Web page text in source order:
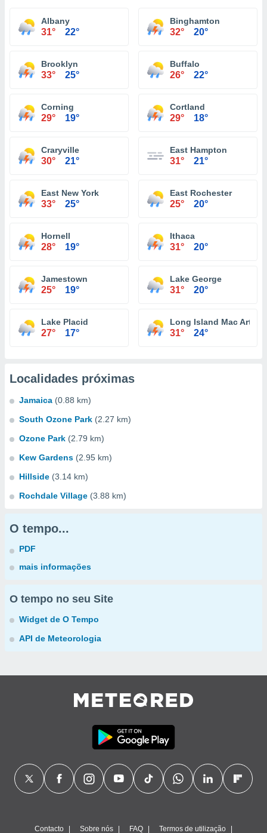
Albany
31° 22°
Binghamton
32° 20°
Brooklyn
33° 25°
Buffalo
26° 22°
Corning
29° 19°
Cortland
29° 18°
Craryville
30° 21°
East Hampton
31° 21°
East New York
33° 25°
East Rochester
25° 20°
Hornell
28° 19°
Ithaca
31° 20°
Jamestown
25° 19°
Lake George
31° 20°
Lake Placid
27° 17°
Long Island Mac
31° 24°
Localidades próximas
Jamaica (0.88 km)
South Ozone Park (2.27 km)
Ozone Park (2.79 km)
Kew Gardens (2.95 km)
Hillside (3.14 km)
Rochdale Village (3.88 km)
O tempo...
PDF
mais informações
O tempo no seu Site
Widget de O Tempo
API de Meteorologia
Contacto Sobre nós FAQ Termos de utilização